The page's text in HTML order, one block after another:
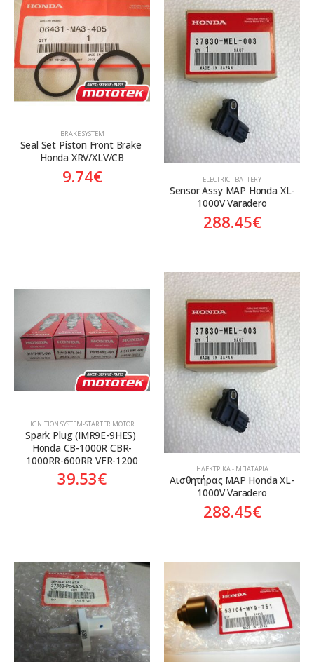
BRAKE SYSTEM
Seal Set Piston Front Brake
Honda XRV/XLV/CB
9.74€ ELECTRIC - BATTERY
Sensor Assy MAP Honda XL-
1000V Varadero
288.45€
ΙGNITION SYSTEM-STARTER MOTOR
Spark Plug (IMR9E-9HES)
Honda CB-1000R CBR-
1000RR-600RR VFR-1200
39.53€ ΗΛΕΚΤΡΙΚΆ - ΜΠΑΤΑΡΊΑ
Αισθητήρας MAP Honda XL-
1000V Varadero
288.45€